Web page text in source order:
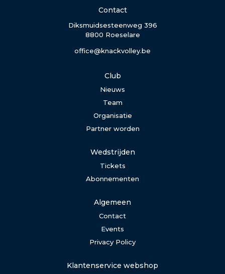
Contact
Diksmuidsesteenweg 396
8800 Roeselare
office@knackvolley.be
Club
Nieuws
Team
Organisatie
Partner worden
Wedstrijden
Tickets
Abonnementen
Algemeen
Contact
Events
Privacy Policy
Klantenservice webshop